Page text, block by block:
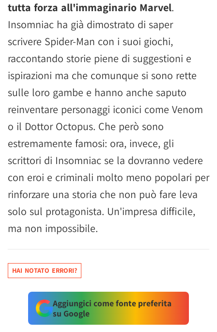
tutta forza all'immaginario Marvel.
Insomniac ha già dimostrato di saper
scrivere Spider-Man con i suoi giochi,
raccontando storie piene di suggestioni e
ispirazioni ma che comunque si sono rette
sulle loro gambe e hanno anche saputo
reinventare personaggi iconici come Venom
o il Dottor Octopus. Che però sono
estremamente famosi: ora, invece, gli
scrittori di Insomniac se la dovranno vedere
con eroi e criminali molto meno popolari per
rinforzare una storia che non può fare leva
solo sul protagonista. Un'impresa difficile,
ma non impossibile.
HAI NOTATO ERRORI?
Aggiungici come fonte preferita
su Google